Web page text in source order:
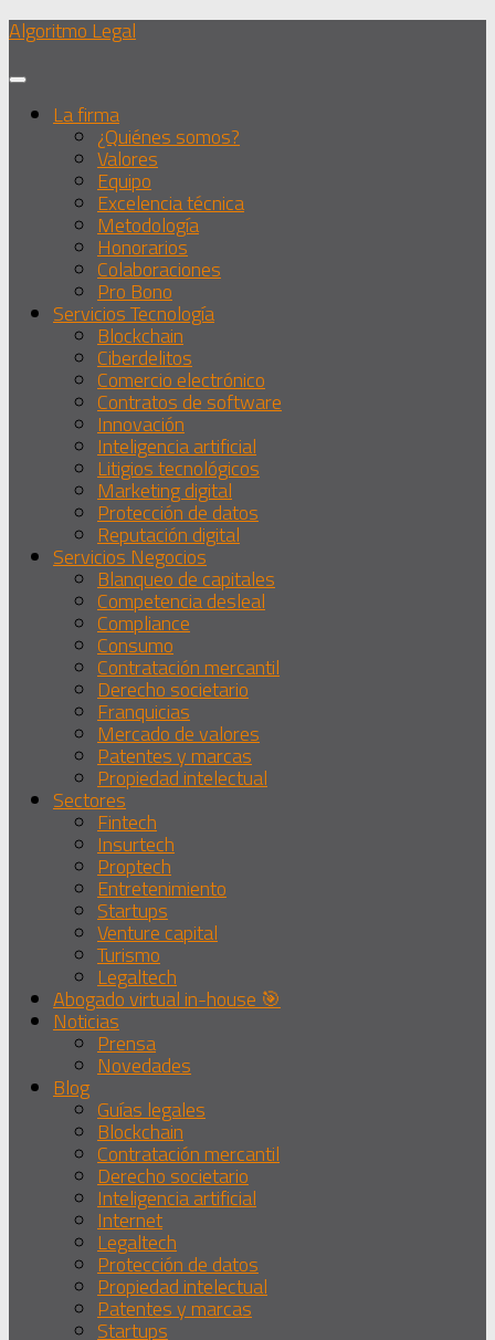
Debajo
del
contenido
Algoritmo Legal
La firma
¿Quiénes somos?
Valores
Equipo
Excelencia técnica
Metodología
Honorarios
Colaboraciones
Pro Bono
Servicios Tecnología
Blockchain
Ciberdelitos
Comercio electrónico
Contratos de software
Innovación
Inteligencia artificial
Litigios tecnológicos
Marketing digital
Protección de datos
Reputación digital
Servicios Negocios
Blanqueo de capitales
Competencia desleal
Compliance
Consumo
Contratación mercantil
Derecho societario
Franquicias
Mercado de valores
Patentes y marcas
Propiedad intelectual
Sectores
Fintech
Insurtech
Proptech
Entretenimiento
Startups
Venture capital
Turismo
Legaltech
Abogado virtual in-house 🎯
Noticias
Prensa
Novedades
Blog
Guías legales
Blockchain
Contratación mercantil
Derecho societario
Inteligencia artificial
Internet
Legaltech
Protección de datos
Propiedad intelectual
Patentes y marcas
Startups